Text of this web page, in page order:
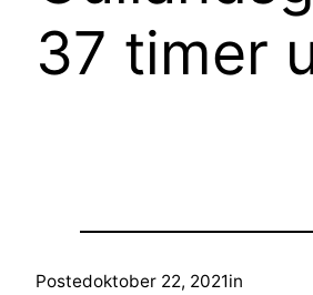
37 timer
Postedoktober 22, 2021in